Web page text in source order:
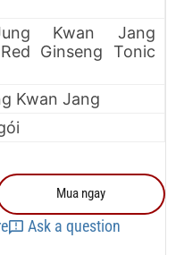
Kwan Jang
Ginseng Tonic
Kwan Jang
Mua ngay
Ask a question